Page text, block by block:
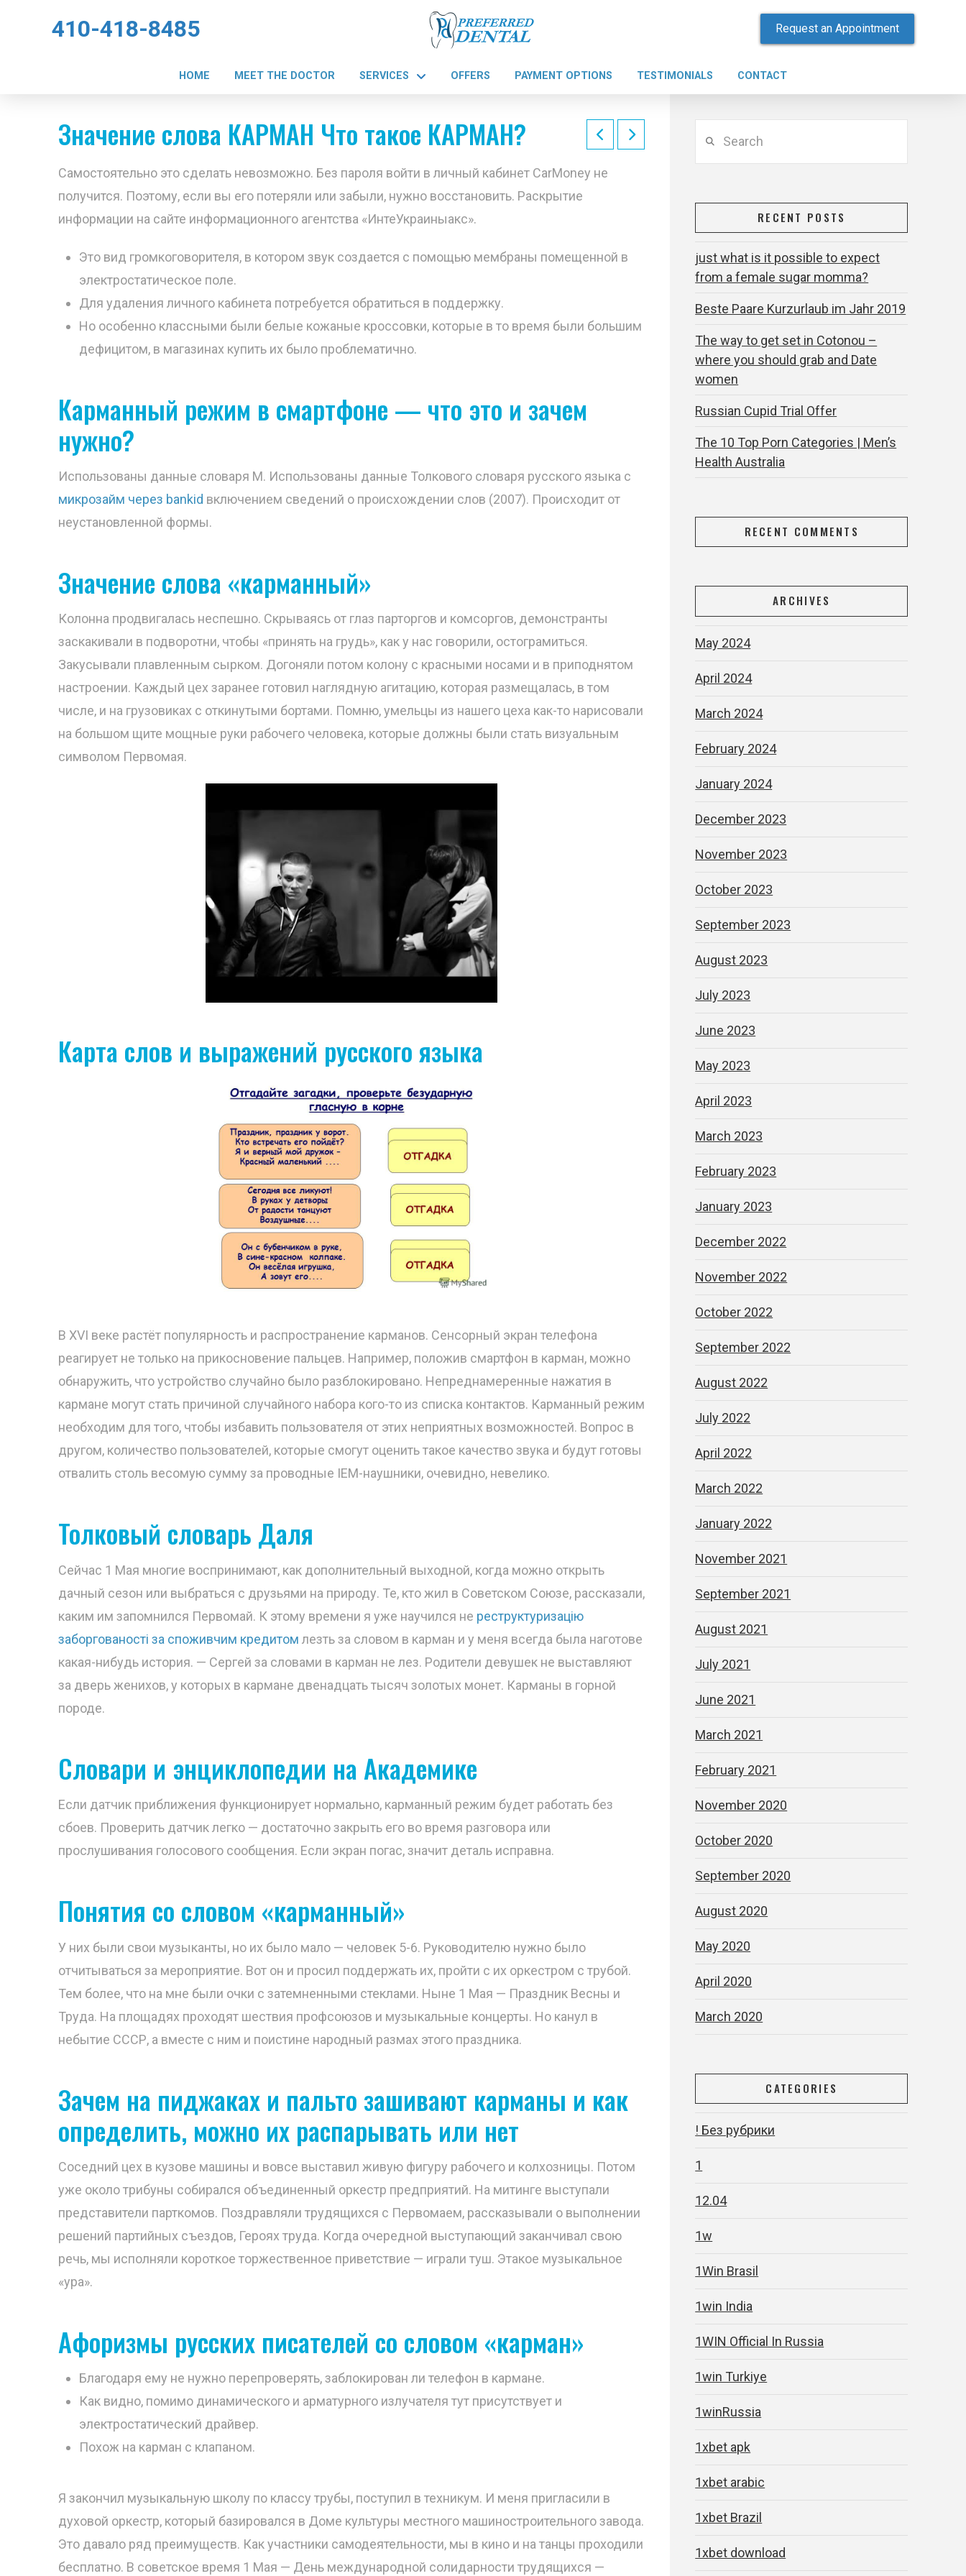
410-418-8485 Request an Appointment
HOME MEET THE DOCTOR SERVICES OFFERS PAYMENT OPTIONS TESTIMONIALS CONTACT
Значение слова КАРМАН Что такое КАРМАН?
Самостоятельно это сделать невозможно. Без пароля войти в личный кабинет CarMoney не
получится. Поэтому, если вы его потеряли или забыли, нужно восстановить. Раскрытие
информации на сайте информационного агентства «ИнтеУкраиныакс».
Это вид громкоговорителя, в котором звук создается с помощью мембраны помещенной в
электростатическое поле.
Для удаления личного кабинета потребуется обратиться в поддержку.
Но особенно классными были белые кожаные кроссовки, которые в то время были большим
дефицитом, в магазинах купить их было проблематично.
Карманный режим в смартфоне — что это и зачем
нужно?
Использованы данные словаря М. Использованы данные Толкового словаря русского языка с
микрозайм через bankid включением сведений о происхождении слов (2007). Происходит от
неустановленной формы.
Значение слова «карманный»
Колонна продвигалась неспешно. Скрываясь от глаз парторгов и комсоргов, демонстранты
заскакивали в подворотни, чтобы «принять на грудь», как у нас говорили, остограмиться.
Закусывали плавленным сырком. Догоняли потом колону с красными носами и в приподнятом
настроении. Каждый цех заранее готовил наглядную агитацию, которая размещалась, в том
числе, и на грузовиках с откинутыми бортами. Помню, умельцы из нашего цеха как-то нарисовали
на большом щите мощные руки рабочего человека, которые должны были стать визуальным
символом Первомая.
Карта слов и выражений русского языка
В XVI веке растёт популярность и распространение карманов. Сенсорный экран телефона
реагирует не только на прикосновение пальцев. Например, положив смартфон в карман, можно
обнаружить, что устройство случайно было разблокировано. Непреднамеренные нажатия в
кармане могут стать причиной случайного набора кого-то из списка контактов. Карманный режим
необходим для того, чтобы избавить пользователя от этих неприятных возможностей. Вопрос в
другом, количество пользователей, которые смогут оценить такое качество звука и будут готовы
отвалить столь весомую сумму за проводные IEM-наушники, очевидно, невелико.
Толковый словарь Даля
Сейчас 1 Мая многие воспринимают, как дополнительный выходной, когда можно открыть
дачный сезон или выбраться с друзьями на природу. Те, кто жил в Советском Союзе, рассказали,
каким им запомнился Первомай. К этому времени я уже научился не реструктуризацію
заборгованості за споживчим кредитом лезть за словом в карман и у меня всегда была наготове
какая-нибудь история. — Сергей за словами в карман не лез. Родители девушек не выставляют
за дверь женихов, у которых в кармане двенадцать тысяч золотых монет. Карманы в горной
породе.
Словари и энциклопедии на Академике
Если датчик приближения функционирует нормально, карманный режим будет работать без
сбоев. Проверить датчик легко — достаточно закрыть его во время разговора или
прослушивания голосового сообщения. Если экран погас, значит деталь исправна.
Понятия со словом «карманный»
У них были свои музыканты, но их было мало — человек 5-6. Руководителю нужно было
отчитываться за мероприятие. Вот он и просил поддержать их, пройти с их оркестром с трубой.
Тем более, что на мне были очки с затемненными стеклами. Ныне 1 Мая — Праздник Весны и
Труда. На площадях проходят шествия профсоюзов и музыкальные концерты. Но канул в
небытие СССР, а вместе с ним и поистине народный размах этого праздника.
Зачем на пиджаках и пальто зашивают карманы и как
определить, можно их распарывать или нет
Соседний цех в кузове машины и вовсе выставил живую фигуру рабочего и колхозницы. Потом
уже около трибуны собирался объединенный оркестр предприятий. На митинге выступали
представители парткомов. Поздравляли трудящихся с Первомаем, рассказывали о выполнении
решений партийных съездов, Героях труда. Когда очередной выступающий заканчивал свою
речь, мы исполняли короткое торжественное приветствие — играли туш. Этакое музыкальное
«ура».
Афоризмы русских писателей со словом «карман»
Благодаря ему не нужно перепроверять, заблокирован ли телефон в кармане.
Как видно, помимо динамического и арматурного излучателя тут присутствует и
электростатический драйвер.
Похож на карман с клапаном.
Я закончил музыкальную школу по классу трубы, поступил в техникум. И меня пригласили в
духовой оркестр, который базировался в Доме культуры местного машиностроительного завода.
Это давало ряд преимуществ. Как участники самодеятельности, мы в кино и на танцы проходили
бесплатно. В советское время 1 Мая — День международной солидарности трудящихся —
RECENT POSTS
just what is it possible to expect
from a female sugar momma?
Beste Paare Kurzurlaub im Jahr 2019
The way to get set in Cotonou –
where you should grab and Date
women
Russian Cupid Trial Offer
The 10 Top Porn Categories | Men’s
Health Australia
RECENT COMMENTS
ARCHIVES
May 2024
April 2024
March 2024
February 2024
January 2024
December 2023
November 2023
October 2023
September 2023
August 2023
July 2023
June 2023
May 2023
April 2023
March 2023
February 2023
January 2023
December 2022
November 2022
October 2022
September 2022
August 2022
July 2022
April 2022
March 2022
January 2022
November 2021
September 2021
August 2021
July 2021
June 2021
March 2021
February 2021
November 2020
October 2020
September 2020
August 2020
May 2020
April 2020
March 2020
CATEGORIES
! Без рубрики
1
12.04
1w
1Win Brasil
1win India
1WIN Official In Russia
1win Turkiye
1winRussia
1xbet apk
1xbet arabic
1xbet Brazil
1xbet download